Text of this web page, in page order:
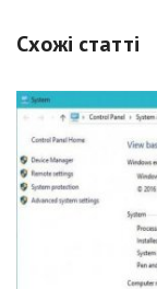
Схожі статті